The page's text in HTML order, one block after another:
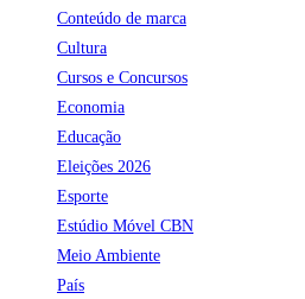
Conteúdo de marca
Cultura
Cursos e Concursos
Economia
Educação
Eleições 2026
Esporte
Estúdio Móvel CBN
Meio Ambiente
País